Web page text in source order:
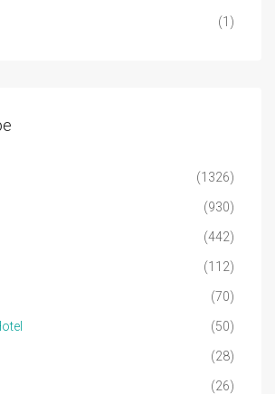
(1)
(1326)
(930)
(442)
(112)
(70)
(50)
(28)
(26)